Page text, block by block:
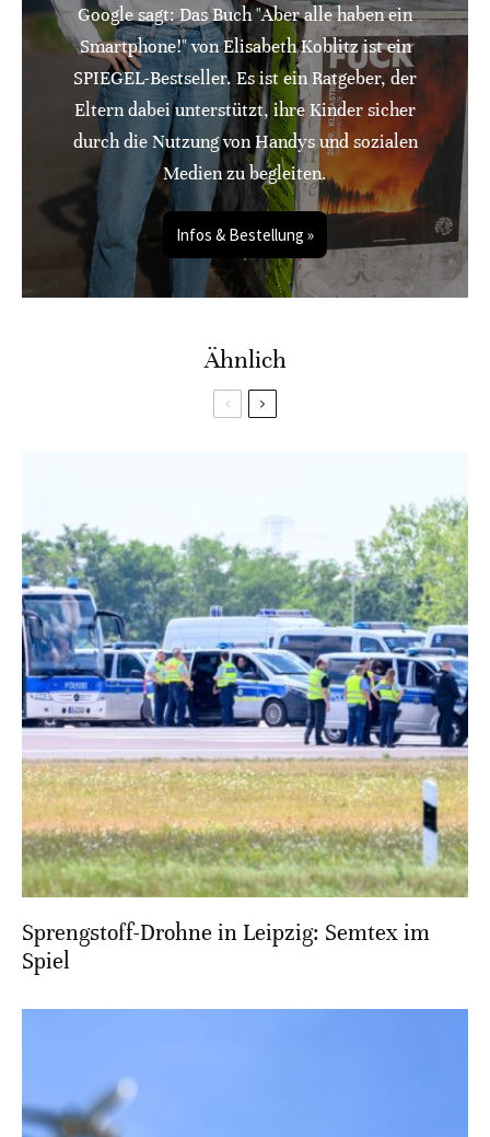
Google sagt: Das Buch "Aber alle haben ein
Smartphone!" von Elisabeth Koblitz ist ein
SPIEGEL-Bestseller. Es ist ein Ratgeber, der
Eltern dabei unterstützt, ihre Kinder sicher
durch die Nutzung von Handys und sozialen
Medien zu begleiten.
Infos & Bestellung »
Ähnlich
Sprengstoff-Drohne in Leipzig: Semtex im
Spiel